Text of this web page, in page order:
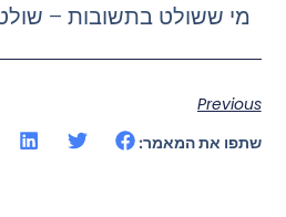
מי ששולט בתשובות –
Previous
שתפו את המאמר: